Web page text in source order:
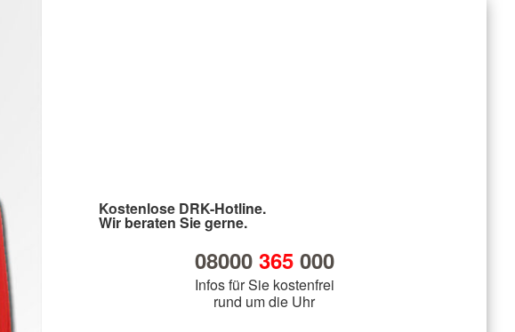
Kostenlose DRK-Hotline.
Wir beraten Sie gerne.
08000 365000
Infos für Sie kostenfrei
rund um die Uhr